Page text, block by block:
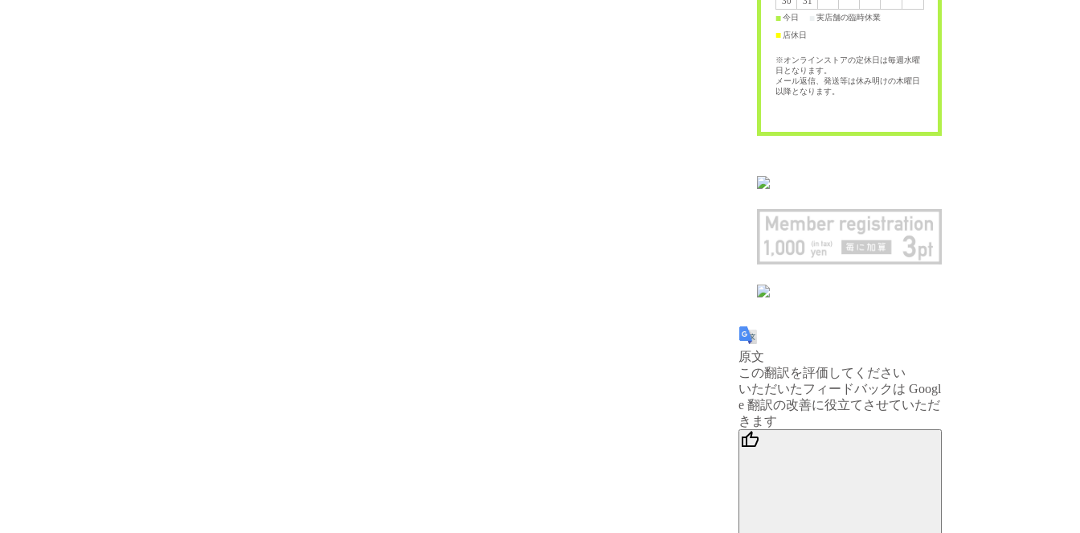
■今日 実店舗の臨時休業
■ 店休日
※オンラインストアの定休日は毎週水曜
日となります。
メール返信、発送等は休み明けの木曜日
以降となります。
原文
この翻訳を評価してください
いただいたフィードバックは Googl
e 翻訳の改善に役立てさせていただ
きます